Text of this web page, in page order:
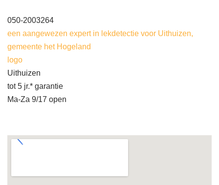
050-2003264
een aangewezen expert in lekdetectie voor Uithuizen,
gemeente het Hogeland
logo
Uithuizen
tot 5 jr.* garantie
Ma-Za 9/17 open